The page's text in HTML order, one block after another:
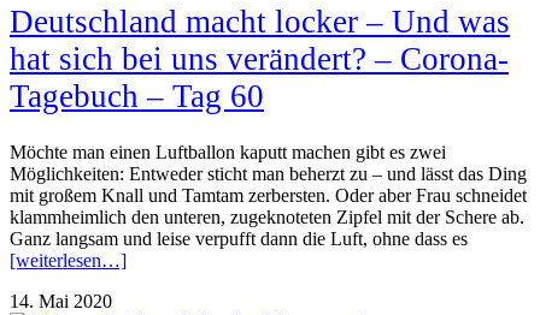
Deutschland macht locker – Und was
hat sich bei uns verändert? – Corona-
Tagebuch – Tag 60
Möchte man einen Luftballon kaputt machen gibt es zwei
Möglichkeiten: Entweder sticht man beherzt zu – und lässt das Ding
mit großem Knall und Tamtam zerbersten. Oder aber Frau schneidet
klammheimlich den unteren, zugeknoteten Zipfel mit der Schere ab.
Ganz langsam und leise verpufft dann die Luft, ohne dass es
[weiterlesen…]
14. Mai 2020